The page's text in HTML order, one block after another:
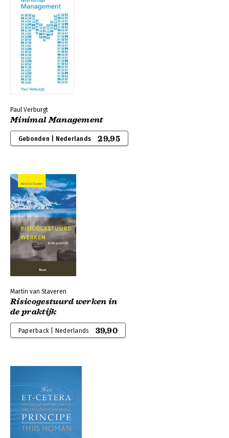
Paul Verburgt
Minimal Management
Gebonden | Nederlands 29,95
Martin van Staveren
Risicogestuurd werken in
de praktijk
Paperback | Nederlands 39,90